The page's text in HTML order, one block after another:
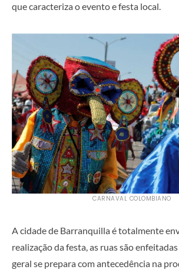
que caracteriza o evento e festa local.
CARNAVAL COLOMBIANO
A cidade de Barranquilla é totalmente
realização da festa, as ruas são
geral se prepara com antecedência na